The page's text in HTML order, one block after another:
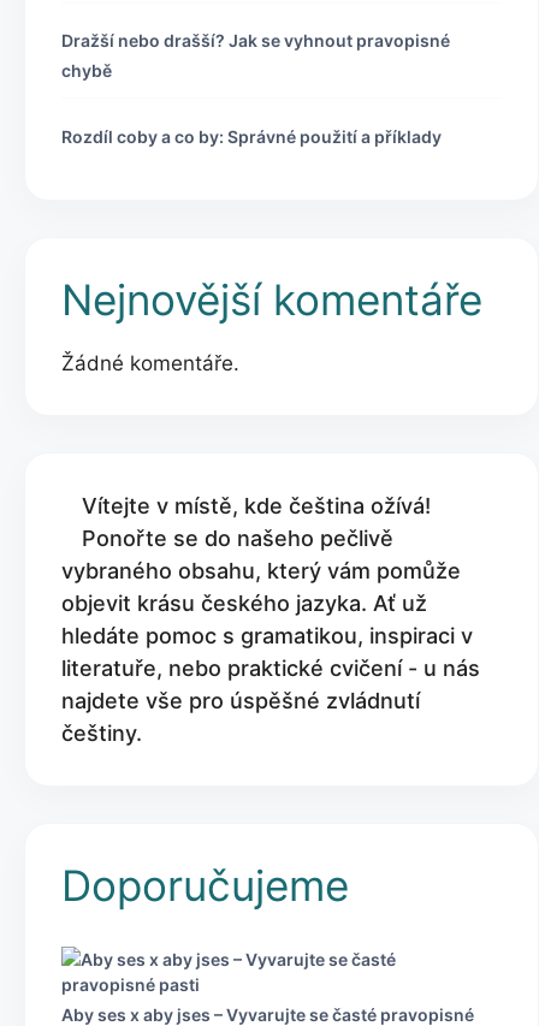
Dražší nebo drašší? Jak se vyhnout pravopisné
chybě
Rozdíl coby a co by: Správné použití a příklady
Nejnovější komentáře
Žádné komentáře.
Vítejte v místě, kde čeština ožívá!
Ponořte se do našeho pečlivě
vybraného obsahu, který vám pomůže
objevit krásu českého jazyka. Ať už
hledáte pomoc s gramatikou, inspiraci v
literatuře, nebo praktické cvičení - u nás
najdete vše pro úspěšné zvládnutí
češtiny.
Doporučujeme
Aby ses x aby jses – Vyvarujte se časté pravopisné